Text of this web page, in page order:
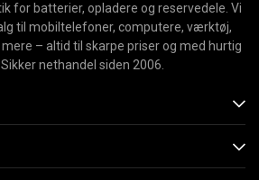
for batterier, opladere og reservedele. Vi
til mobiltelefoner, computere, værktøj,
– altid til skarpe priser og med hurtig
Sikker nethandel siden 2006.